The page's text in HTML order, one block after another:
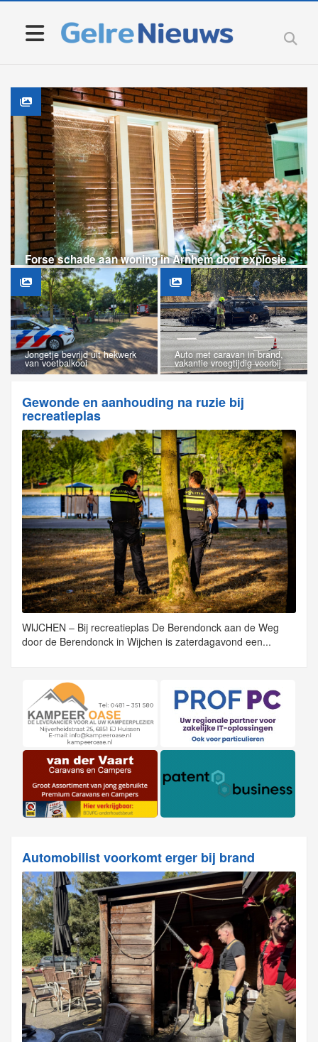
Forse schade aan woning in Arnhem door explosie
Jongetje bevrijd uit hekwerk
van voetbalkooi
Auto met caravan in brand,
vakantie vroegtijdig voorbij
Gewonde en aanhouding na ruzie bij
recreatieplas
WIJCHEN – Bij recreatieplas De Berendonck aan de Weg
door de Berendonck in Wijchen is zaterdagavond een...
Automobilist voorkomt erger bij brand